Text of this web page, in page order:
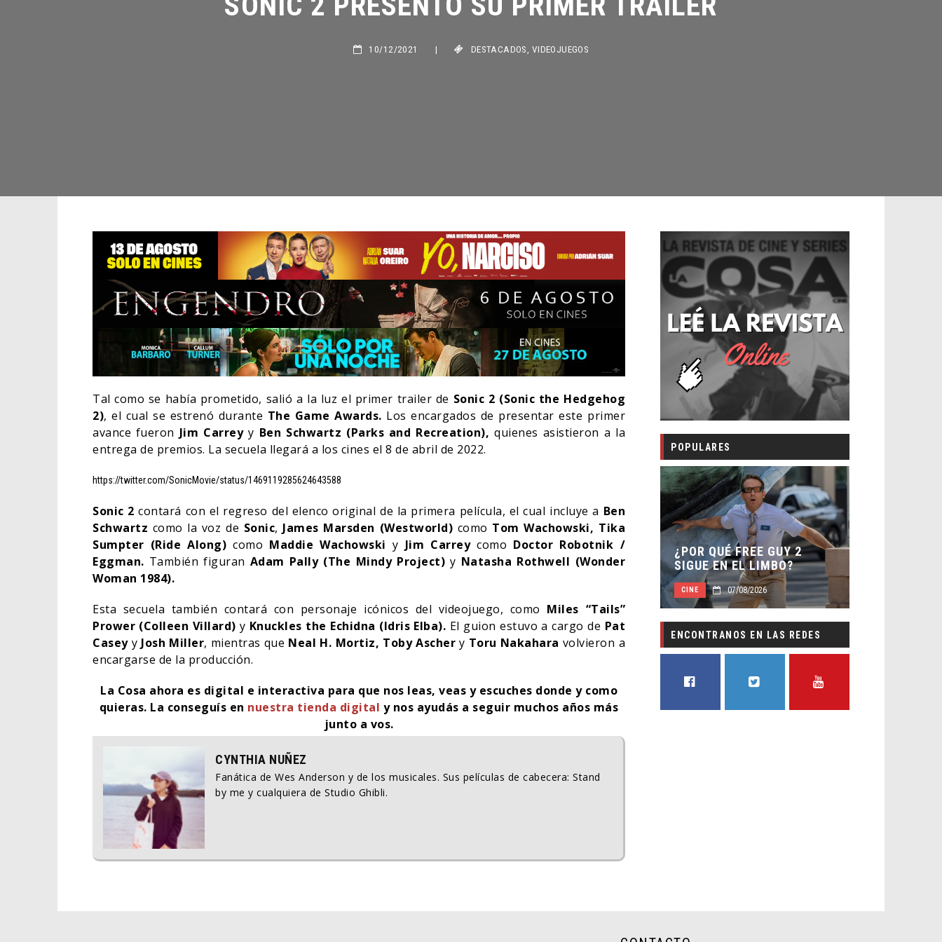
Tal como se había prometido, salió a la luz el primer trailer de Sonic 2 (Sonic the Hedgehog
2), el cual se estrenó durante The Game Awards. Los encargados de presentar este primer
avance fueron Jim Carreyy Ben Schwartz (Parks and Recreation), quienes asistieron a la
entrega de premios. La secuela llegará a los cines el 8 de abril de 2022.
https://twitter.com/SonicMovie/status/1469119285624643588
Sonic 2contará con el regreso del elenco original de la primera película, el cual incluye a Ben
Schwartz como la voz de Sonic, James Marsden (Westworld) como Tom Wachowski, Tika
Sumpter (Ride Along)como Maddie Wachowskiy Jim Carreycomo Doctor Robotnik /
Eggman. También figuran Adam Pally (The Mindy Project)y Natasha Rothwell (Wonder
Woman 1984).
Esta secuela también contará con personaje icónicos del videojuego, como Miles “Tails”
Prower (Colleen Villard) y Knuckles the Echidna (Idris Elba). El guion estuvo a cargo de Pat
Caseyy Josh Miller, mientras que Neal H. Mortiz, Toby Ascher y Toru Nakahara volvieron a
encargarse de la producción.
La Cosa ahora es digital e interactiva para que nos leas, veas y escuches donde y como
quieras. La conseguís en nuestra tienda digital y nos ayudás a seguir muchos años más
junto a vos.
CYNTHIA NUÑEZ
Fanática de Wes Anderson y de los musicales. Sus películas de cabecera: Stand
by me y cualquiera de Studio Ghibli.
POPULARES
EL LIVE-ACTION DE ZELDA
ELIGE A SU VILLANO
LA NOCHE DEL DEMONIO:
ESTÁN ENTRE NOSOTROS –
TRAILER FINAL
¿POR QUÉ FREE GUY 2
SIGUE EN EL LIMBO?
CINE 07/08/2026
ENCONTRANOS EN LAS REDES